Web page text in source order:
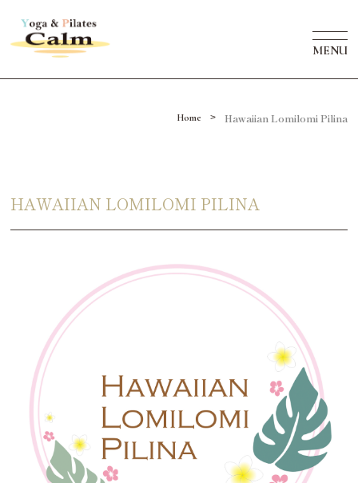
MENU
Home > Hawaiian Lomilomi Pilina
HAWAIIAN LOMILOMI PILINA